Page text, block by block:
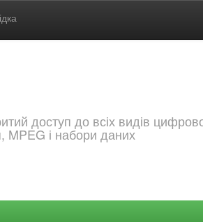
доступ до всіх видів
MPEG і набори даних